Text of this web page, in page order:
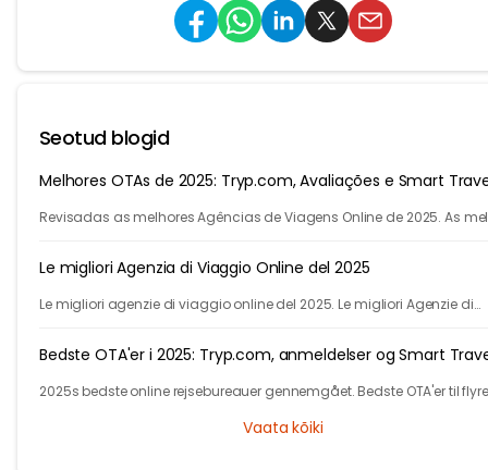
Seotud blogid
Melhores OTAs de 2025: Tryp.com, Avaliações e Smart
Revisadas as melhores Agências de Viagens Online de 2025. As
Le migliori Agenzia di Viaggio Online del 2025
Le migliori agenzie di viaggio online del 2025. Le migliori Agenzie di
Bedste OTA'er i 2025: Tryp.com, anmeldelser og Smart
2025s bedste online rejsebureauer gennemgået. Bedste OTA'er til
Vaata kõiki